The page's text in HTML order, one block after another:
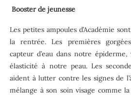
Booster de jeunesse
Les petites ampoules d’Académie
la rentrée. Les premières
capteur d’eau dans notre
élasticité à notre peau. Les
aident à lutter contre les signes de
mélange à son soin visage comme